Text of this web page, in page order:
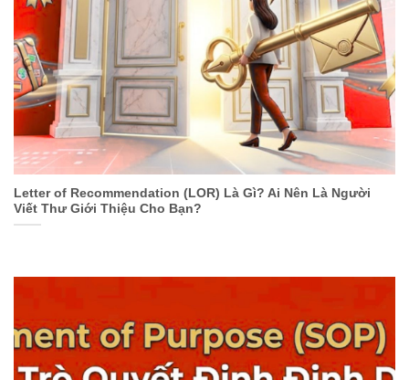
Letter of Recommendation (LOR) Là Gì? Ai Nên Là Người
Viết Thư Giới Thiệu Cho Bạn?